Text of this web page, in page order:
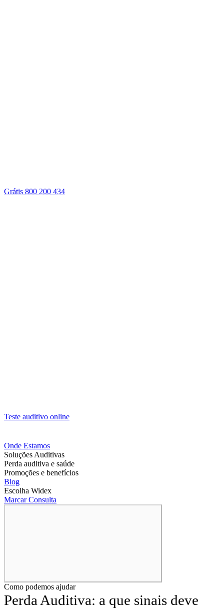
Grátis 800 200 434
Teste auditivo online
Onde Estamos
Soluções Auditivas
Perda auditiva e saúde
Promoções e benefícios
Blog
Escolha Widex
Marcar Consulta
Como podemos ajudar
Perda Auditiva: a que sinais deve